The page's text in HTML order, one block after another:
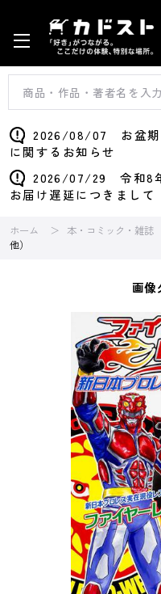
2026/08/07 お盆期
に関するお知らせ
2026/07/29 令和8
お届け遅延につきまして
ホーム 本・コミック・雑誌
他）
画像